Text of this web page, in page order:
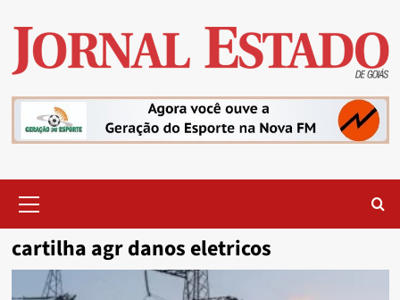
content
Menu
cartilha agr danos eletricos